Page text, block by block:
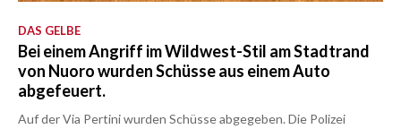
DAS GELBE
Bei einem Angriff im Wildwest-Stil am Stadtrand
von Nuoro wurden Schüsse aus einem Auto
abgefeuert.
Auf der Via Pertini wurden Schüsse abgegeben. Die Polizei